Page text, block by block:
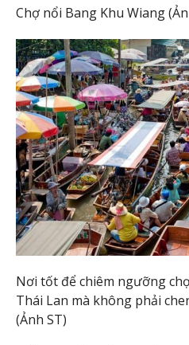
Chợ nổi Bang Khu Wiang
Nơi tốt để chiêm ngưỡng
Thái Lan mà không phải
(Ảnh ST)